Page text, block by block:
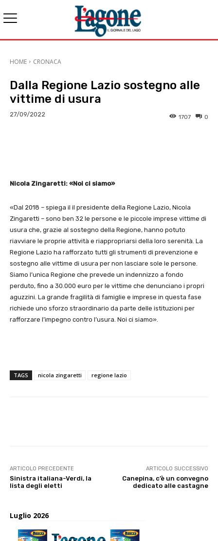
HOME CRONACA
Dalla Regione Lazio sostegno alle
vittime di usura
27/09/2022 0
1707
Nicola Zingaretti: «Noi ci siamo»
«Dal 2018 – spiega il il presidente della Regione Lazio, Nicola
Zingaretti – sono ben 32 le persone e le piccole imprese vittime di
usura che, grazie al sostegno della Regione, hanno potuto
riavviare le proprie attività e riappropriarsi della loro serenità. La
Regione Lazio ha rafforzato tutti gli strumenti di prevenzione e
sostegno alle vittime di usura per non lasciare sole le persone.
Siamo l’unica Regione che prevede un indennizzo a fondo
perduto, fino a 30.000 euro per le vittime che denunciano i propri
aguzzini. La grande fragilità di famiglie e imprese in questa fase
richiede uno sforzo straordinario da parte delle istituzioni per
rafforzare l’impegno contro l’usura. Noi ci siamo».
TAGS nicola zingaretti regione lazio
ARTICOLO PRECEDENTE
Sinistra italiana-Verdi, la
lista degli eletti
ARTICOLO SUCCESSIVO
Canepina, c’è un convegno
dedicato alle castagne
Luglio 2026